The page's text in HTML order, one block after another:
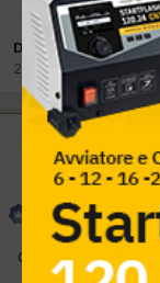
Da Phoenix
29 Febbraio 2012
in
Amministratore
Phoenix
Inviato29
Questo topic è stato